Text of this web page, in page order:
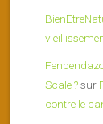
Scale ?sur
contre le